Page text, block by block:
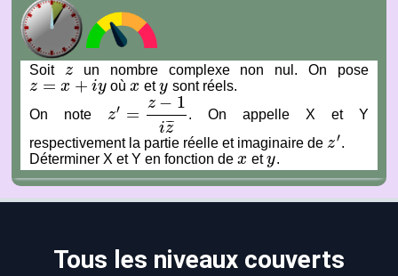
Soit z
z un nombre complexe non nul. On pose
z = x + iy
z=x+ iy oùx
x ety
y sont réels.
On note z′ =
z − 1
iz
¯¯
¯
z′= z− 1iz¯
. On appelle X et Y
respectivement la partie réelle et imaginaire de z′
z′ .
Déterminer X et Y en fonction dex
x ety
y .
Tous les niveaux couverts